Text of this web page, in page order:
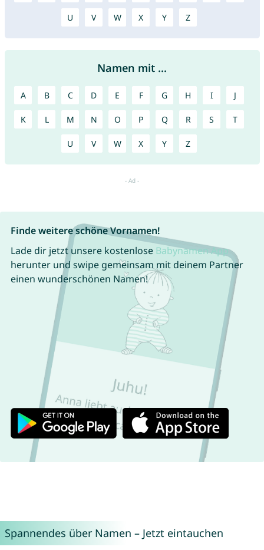
U V W X Y Z
Namen mit ...
A B C D E F G H I J
K L M N O P Q R S T
U V W X Y Z
Finde weitere schöne Vornamen!
Lade dir jetzt unsere kostenlose Babynamen App
herunter und swipe gemeinsam mit deinem Partner
einen wunderschönen Namen!
Spannendes über Namen – Jetzt eintauchen